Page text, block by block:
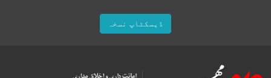
ڈیسکٹاپ نسخہ